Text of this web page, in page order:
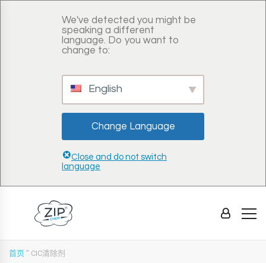
We've detected you might be
speaking a different
language. Do you want to
change to:
English
Change Language
Close and do not switch
language
首页 " CIC清除剂